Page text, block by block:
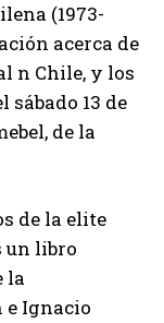
(1973-
acerca de
n Chile, y los
13 de
de la
de la elite
un libro
la
e Ignacio